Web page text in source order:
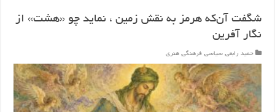
شگفت آن‌که هرمز به نقش زمین ، نماید چو «هشت» از
نگار آفرین
حمید رابعی, سیاسی, فرهنگی, هنری